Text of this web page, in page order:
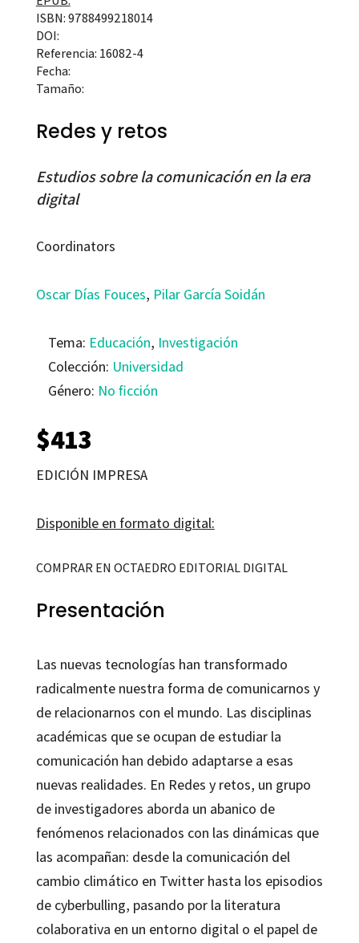
ISBN: 9788499218014
DOI:
Referencia: 16082-4
Fecha:
Tamaño:
Redes y retos
Estudios sobre la comunicación en la era
digital
Coordinators
Oscar Días Fouces, Pilar García Soidán
Tema: Educación, Investigación
Colección: Universidad
Género: No ficción
$413
EDICIÓN IMPRESA
Disponible en formato digital:
COMPRAR EN OCTAEDRO EDITORIAL DIGITAL
Presentación
Las nuevas tecnologías han transformado
radicalmente nuestra forma de comunicarnos y
de relacionarnos con el mundo. Las disciplinas
académicas que se ocupan de estudiar la
comunicación han debido adaptarse a esas
nuevas realidades. En Redes y retos, un grupo
de investigadores aborda un abanico de
fenómenos relacionados con las dinámicas que
las acompañan: desde la comunicación del
cambio climático en Twitter hasta los episodios
de cyberbulling, pasando por la literatura
colaborativa en un entorno digital o el papel de